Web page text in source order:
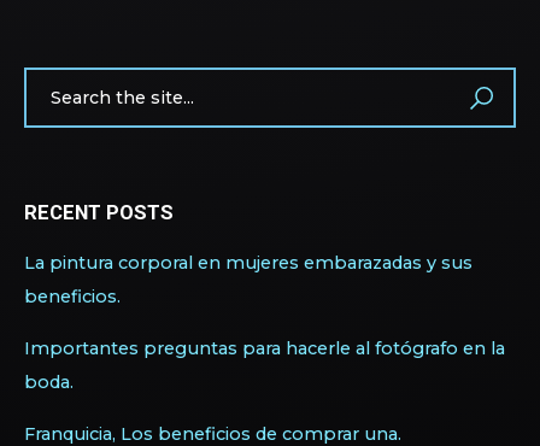
RECENT POSTS
La pintura corporal en mujeres embarazadas y sus
beneficios.
Importantes preguntas para hacerle al fotógrafo en la
boda.
Franquicia, Los beneficios de comprar una.